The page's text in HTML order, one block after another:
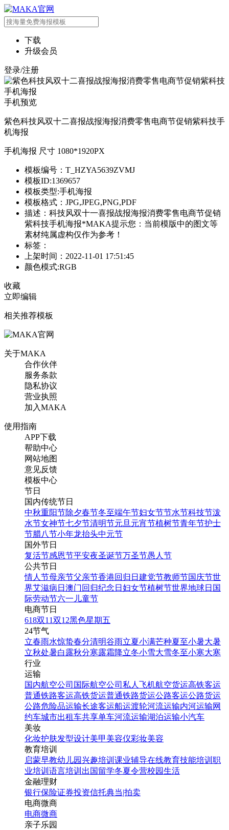
下载
升级会员
登录/注册
手机预览
紫色科技风双十二喜报战报海报消费零售电商节促销紫科技手
机海报
手机海报 尺寸 1080*1920PX
模板编号：T_HZYA5639ZVMJ
模板ID:1369657
模板类型:手机海报
模板格式：JPG,JPEG,PNG,PDF
描述：科技风双十一喜报战报海报消费零售电商节促销
紫科技手机海报*MAKA提示您：当前模版中的图文等
素材纯属虚构仅作为参考！
标签：
上架时间：2022-11-01 17:51:45
颜色模式:RGB
收藏
立即编辑
相关推荐模板
关于MAKA
合作伙伴
服务条款
隐私协议
营业执照
加入MAKA
使用指南
APP下载
帮助中心
网站地图
意见反馈
模板中心
节日
国内传统节日
中秋重阳节除夕春节冬至端午节妇女节节水节科技节泼
水节女神节七夕节清明节元旦 元宵节植树节青年节护士
节腊八节小年龙抬头中元节
国外节日
复活节感恩节平安夜圣诞节万圣节愚人节
公共节日
情人节母亲节父亲节香港回归日 建党节教师节国庆节世
界艾滋病日 澳门回归纪念日 妇女节植树节世界地球日 国
际劳动节六一儿童节
电商节日
618双11双12黑色星期五
24节气
立春雨水惊蛰春分清明谷雨立夏小满芒种夏至小暑大暑
立秋处暑白露秋分寒露霜降立冬小雪大雪冬至小寒大寒
行业
运输
国内航空公司 国际航空公司 私人飞机航空货运高铁客运
普通铁路客运高铁货运普通铁路货运公路客运公路货运
公路危险品运输长途客运船运渡轮河流运输内河运输网
约车城市出租车共享单车河流运输湖泊运输小汽车
美妆
化妆护肤发型设计美甲 美容仪彩妆美容
教育培训
启蒙早教幼儿园 兴趣培训 课业辅导在线教育技能培训 职
业培训 语言培训 出国留学冬夏令营校园生活
金融理财
银行保险证券投资信托典当|拍卖
电商微商
电商微商
亲子乐园